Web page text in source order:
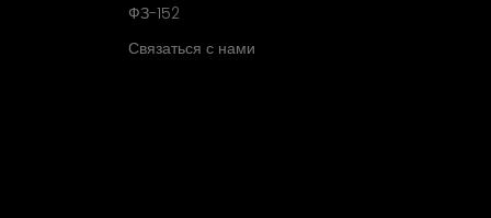
ФЗ-152
Связаться с нами